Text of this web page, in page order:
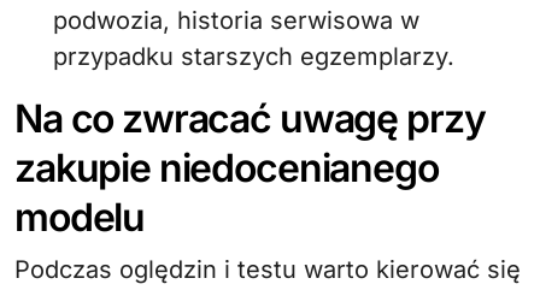
podwozia, historia serwisowa w
przypadku starszych egzemplarzy.
Na co zwracać uwagę przy
zakupie niedocenianego
modelu
Podczas oględzin i testu warto kierować się